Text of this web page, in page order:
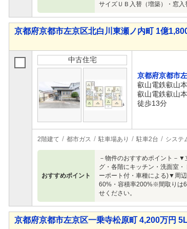
サイズＵＢ入替（増築）・窓入
京都府京都市左京区北白川東瀬ノ内町 1億
中古住宅
京都府京都市
叡山電鉄叡山
叡山電鉄叡山
徒歩13分
2階建て 都市ガス 駐車場あり 駐車2台 システ
おすすめポイント
－物件のおすすめポイント－
グ・各階にキッチン・洗面室
ーポート付・車種による)▼周
60%・容積率200%※間取りは
せください。
京都府京都市左京区一乗寺松原町 4,200万円